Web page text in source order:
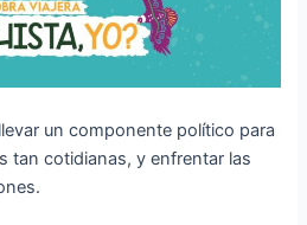
un componente político para
tan cotidianas, y enfrentar las